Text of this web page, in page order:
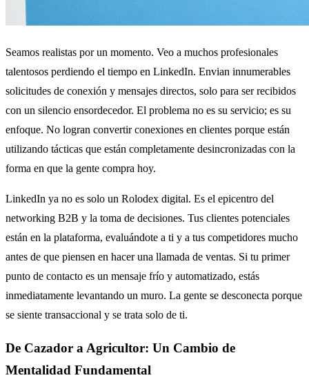
Seamos realistas por un momento. Veo a muchos profesionales
talentosos perdiendo el tiempo en LinkedIn. Envian innumerables
solicitudes de conexión y mensajes directos, solo para ser recibidos
con un silencio ensordecedor. El problema no es su servicio; es su
enfoque. No logran convertir conexiones en clientes porque están
utilizando tácticas que están completamente desincronizadas con la
forma en que la gente compra hoy.
LinkedIn ya no es solo un Rolodex digital. Es el epicentro del
networking B2B y la toma de decisiones. Tus clientes potenciales
están en la plataforma, evaluándote a ti y a tus competidores mucho
antes de que piensen en hacer una llamada de ventas. Si tu primer
punto de contacto es un mensaje frío y automatizado, estás
inmediatamente levantando un muro. La gente se desconecta porque
se siente transaccional y se trata solo de ti.
De Cazador a Agricultor: Un Cambio de
Mentalidad Fundamental